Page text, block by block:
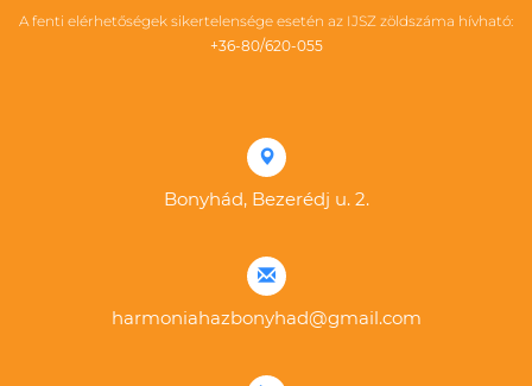
A fenti elérhetőségek sikertelensége esetén az IJSZ zöldszáma hívható:
+36-80/620-055
Bonyhád, Bezerédj u. 2.
harmoniahazbonyhad@gmail.com